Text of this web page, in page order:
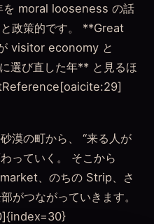
を moral looseness の話
政策的です。 **Great
visitor economy と
選び直した年** と見るほ
漠の町から、 “来る人が
っていく。 そこから
、のちの Strip、さ
つながっていきます。